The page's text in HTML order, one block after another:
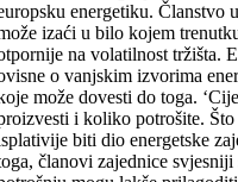
energetiku. Članstvo
izaći u bilo kojem
na volatilnost tržišta.
o vanjskim izvorima
može dovesti do toga.
i koliko potrošite.
biti dio energetske
članovi zajednice